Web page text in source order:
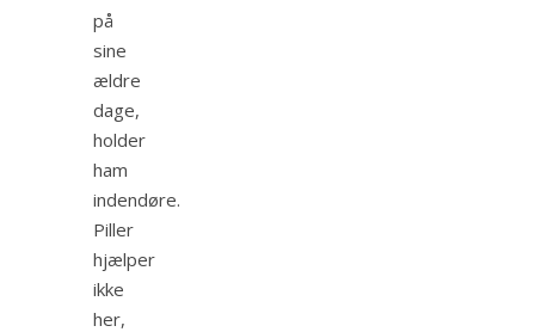
på
sine
ældre
dage,
holder
ham
indendøre.
Piller
hjælper
ikke
her,